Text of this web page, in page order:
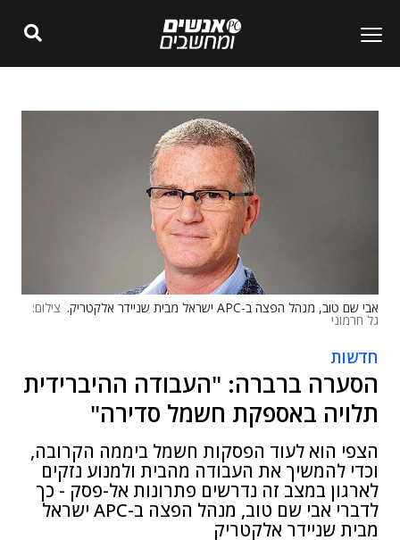
אבי שם טוב, מנהל הפצה ב-APC ישראל מבית שניידר אלקטריק. צילום:
גל חרמוני
חדשות
הסערה ברברה: "העבודה ההיברידית
תלויה באספקת חשמל סדירה"
הצפי הוא לעוד הפסקות חשמל ביממה הקרובה,
וכדי להמשיך את העבודה מהבית ולמנוע נזקים
לארגון במצב זה נדרשים פתרונות אל-פסק - כך
לדברי אבי שם טוב, מנהל הפצה ב-APC ישראל
מבית שניידר אלקטריק